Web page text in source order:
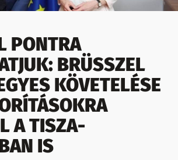
PONTRA
BRÜSSZEL
KÖVETELÉSE
A TISZA-
IS